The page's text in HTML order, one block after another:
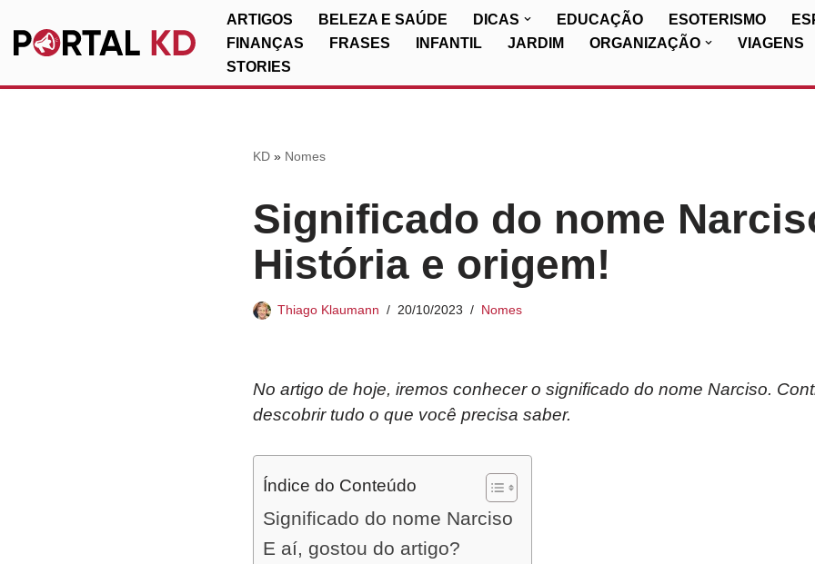
Pular
ARTIGOS BELEZA E SAÚDE DICAS EDUCAÇÃO ESOTERISMO
FINANÇAS
FRASES INFANTIL JARDIM ORGANIZAÇÃO VIAGENS
STORIES
KD» Nomes
Significado do nome
História e origem!
Thiago Klaumann 20/10/2023 Nomes
No artigo de hoje, iremos conhecer o significado do nome Narciso.
descobrir tudo o que você precisa saber.
Índice do Conteúdo
Significado do nome Narciso
E aí, gostou do artigo?